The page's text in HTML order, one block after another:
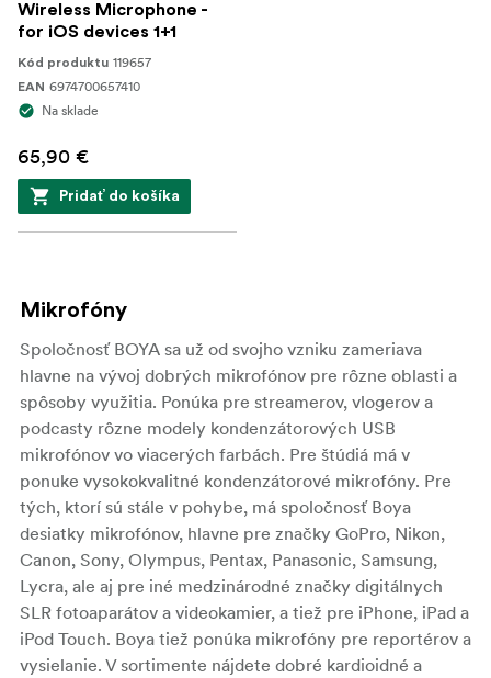
Wireless Microphone -
for iOS devices 1+1
Kód produktu 119657
EAN 6974700657410
Na sklade
65,90 €
Pridať do košíka
Mikrofóny
Spoločnosť BOYA sa už od svojho vzniku zameriava
hlavne na vývoj dobrých mikrofónov pre rôzne oblasti a
spôsoby využitia. Ponúka pre streamerov, vlogerov a
podcasty rôzne modely kondenzátorových USB
mikrofónov vo viacerých farbách. Pre štúdiá má v
ponuke vysokokvalitné kondenzátorové mikrofóny. Pre
tých, ktorí sú stále v pohybe, má spoločnosť Boya
desiatky mikrofónov, hlavne pre značky GoPro, Nikon,
Canon, Sony, Olympus, Pentax, Panasonic, Samsung,
Lycra, ale aj pre iné medzinárodné značky digitálnych
SLR fotoaparátov a videokamier, a tiež pre iPhone, iPad a
iPod Touch. Boya tiež ponúka mikrofóny pre reportérov a
vysielanie. V sortimente nájdete dobré kardioidné a